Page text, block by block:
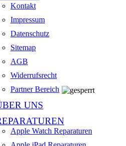
Kontakt
Impressum
Datenschutz
Sitemap
AGB
Widerrufsrecht
Partner Bereich
UNS
Apple Watch Reparaturen